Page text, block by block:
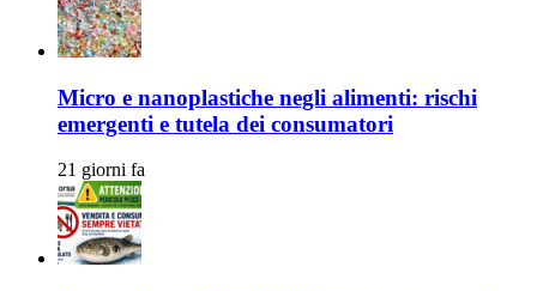
Micro e nanoplastiche negli alimenti: rischi
emergenti e tutela dei consumatori
21 giorni fa